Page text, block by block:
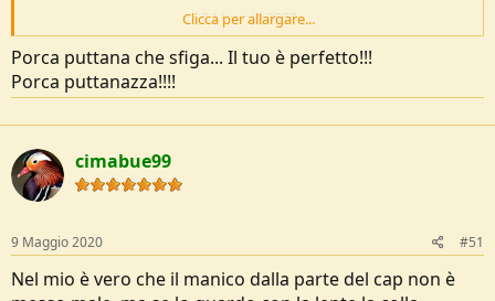
---9 Maggio 2020---
no no proprio la "episodica" quella che la usi una volta e poi sei a
postoVedi l'allegato 206473
Clicca per allargare...
Porca puttana che sfiga... Il tuo è perfetto!!!
Porca puttanazza!!!!
cimabue99
9 Maggio 2020 #51
Nel mio è vero che il manico dalla parte del cap non è